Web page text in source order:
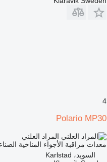
4
Polario MP30
المزاد العلني
معدات مراقبة الأجواء المناخية
السويد، Karlstad